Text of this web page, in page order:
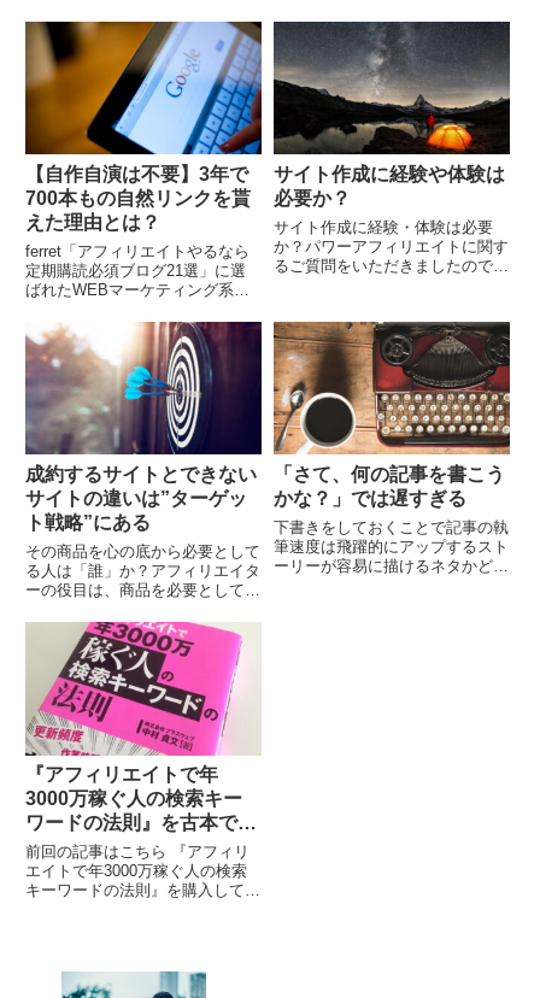
常にオススメできるのでご紹介し
ます。Kind...
的年金や預貯金で足りない部分を
補完するために、オリジナルの年
金（毎月お金を受け取...
【自作自演は不要】3年で
700本もの自然リンクを貰
えた理由とは？
ferret「アフィリエイトやるなら
定期購読必須ブログ21選」に選
ばれたWEBマーケティング系
フィリエイトやるなら定期購読必
須ブログ21選」の中の1つとして
取り上げ...
サイト作成に経験や体験は
必要か？
サイト作成に経験・体験は必要
か？パワーアフィリエイトに関す
るご質問をいただきましたので、
ィリエイトにおける「視点」と
は、どのように語るのか？...
成約するサイトとできない
サイトの違いは”ターゲッ
ト戦略”にある
その商品を心の底から必要として
る人は「誰」か？アフィリエイタ
ーの役目は、商品を必要としてい
することです。ユーザーにとって
価値のある商品・サービスをお伝
えすることです。必要...
「さて、何の記事を書こう
かな？」では遅すぎる
下書きをしておくことで記事の執
筆速度は飛躍的にアップするスト
ーリーが容易に描けるネタかどう
『アフィリエイトで年
3000万稼ぐ人の検索キー
ワードの法則』を古本で購
入してみた【その2】
前回の記事はこちら 『アフィリ
エイトで年3000万稼ぐ人の検索
キーワードの法則』を購入してみ
つだけ紹介されてい...